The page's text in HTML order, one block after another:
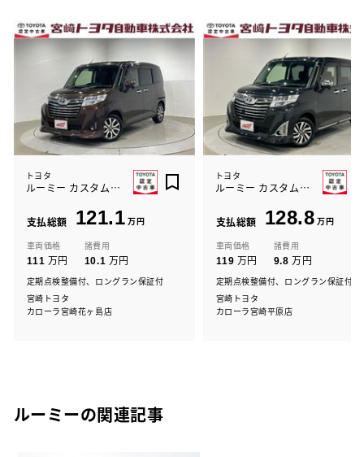
トヨタ
ルーミー カスタムG-T
支払総額 121.1 万円
車両価格
111 万円
諸費用
10.1 万円
定期点検整備付、ロングラン保証付
宮崎トヨタ
カローラ宮崎花ヶ島店
トヨタ
ルーミー カスタムG S
支払総額 128.8 万円
車両価格
119 万円
諸費用
9.8 万円
定期点検整備付、ロングラン保証付
宮崎トヨタ
カローラ宮崎平原店
ルーミーの関連記事